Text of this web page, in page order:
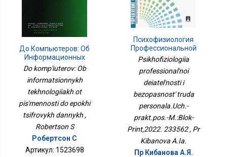
До Компьютеров: Об
Информационных
Технологиях От
Письменности До Эпохи
Цифровых Данных
Do komp'iuterov: Ob
informatsionnykh
tekhnologiiakh ot
pis'mennosti do epokhi
tsifrovykh dannykh ,
Robertson S
Робертсон С
Артикул: 1523698
Психофизиология
Профессиональной
Деятельности И
Безопасность Труда
Персонала.Уч.-
Практ.пос.-М.:Блок-
Принт,2022. 233562
Psikhofiziologiia
professional'noi
deiatel'nosti i
bezopasnost' truda
personala.Uch.-
prakt.pos.-M.:Blok-
Print,2022. 233562 , Pr
Kibanova A.Ia.
Пр Кибанова А.Я.